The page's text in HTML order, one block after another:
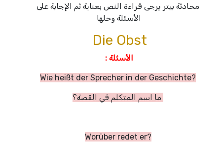
محادثة بيتر يرجى قراءة النص بعناية ثم الإجابة على
الأسئلة وحلها
Die Obst
الأسئلة :
Wie heißt der Sprecher in der Geschichte?
Worüber redet er?